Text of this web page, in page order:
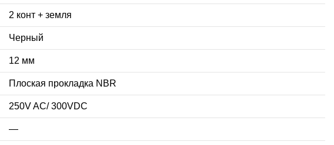
2 конт + земля
Черный
12 мм
Плоская прокладка NBR
250V AC/ 300VDC
—